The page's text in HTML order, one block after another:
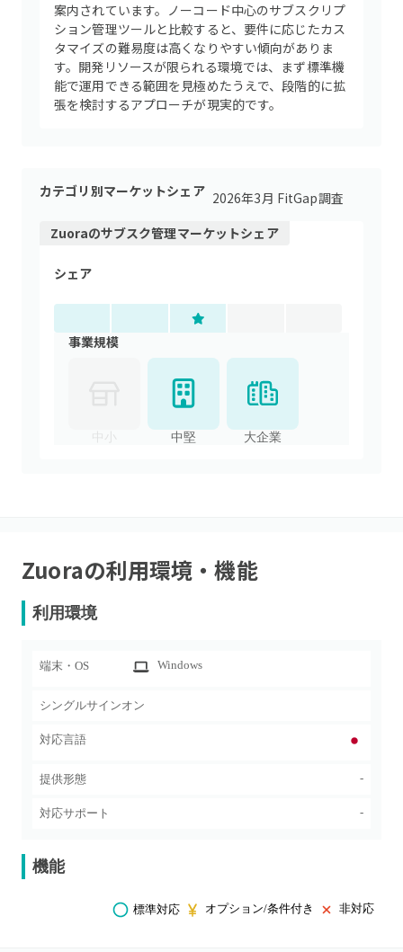
案内されています。ノーコード中心のサブスクリプ
ション管理ツールと比較すると、要件に応じたカス
タマイズの難易度は高くなりやすい傾向がありま
す。開発リソースが限られる環境では、まず標準機
能で運用できる範囲を見極めたうえで、段階的に拡
張を検討するアプローチが現実的です。
カテゴリ別マーケットシェア 2026年3月 FitGap調査
Zuoraのサブスク管理マーケットシェア
シェア
事業規模
中堅 大企業
Zuoraの利用環境・機能
利用環境
端末・OS Windows
シングルサインオン
対応言語
提供形態 -
対応サポート -
機能
標準対応 オプション/条件付き 非対応